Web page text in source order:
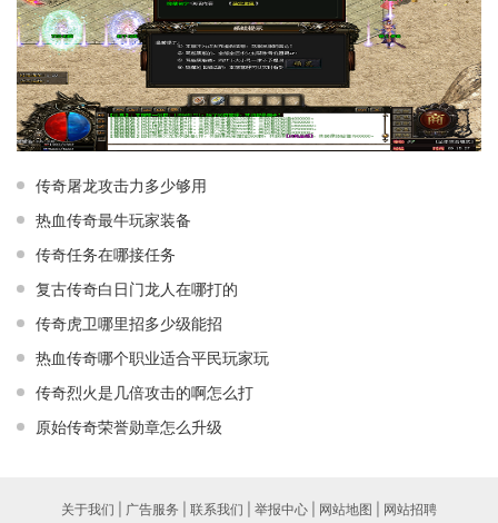
传奇屠龙攻击力多少够用
热血传奇最牛玩家装备
传奇任务在哪接任务
复古传奇白日门龙人在哪打的
传奇虎卫哪里招多少级能招
热血传奇哪个职业适合平民玩家玩
传奇烈火是几倍攻击的啊怎么打
原始传奇荣誉勋章怎么升级
关于我们 | 广告服务 | 联系我们 | 举报中心 | 网站地图 | 网站招聘